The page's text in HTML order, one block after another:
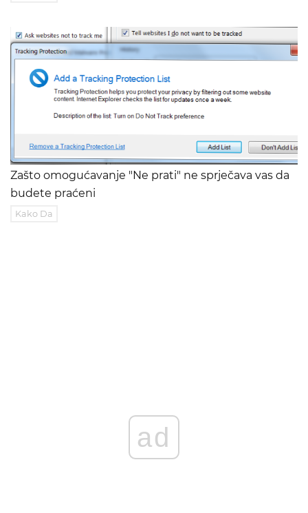
Zašto omogućavanje "Ne prati" ne sprječava vas da
budete praćeni
Kako Da
ad